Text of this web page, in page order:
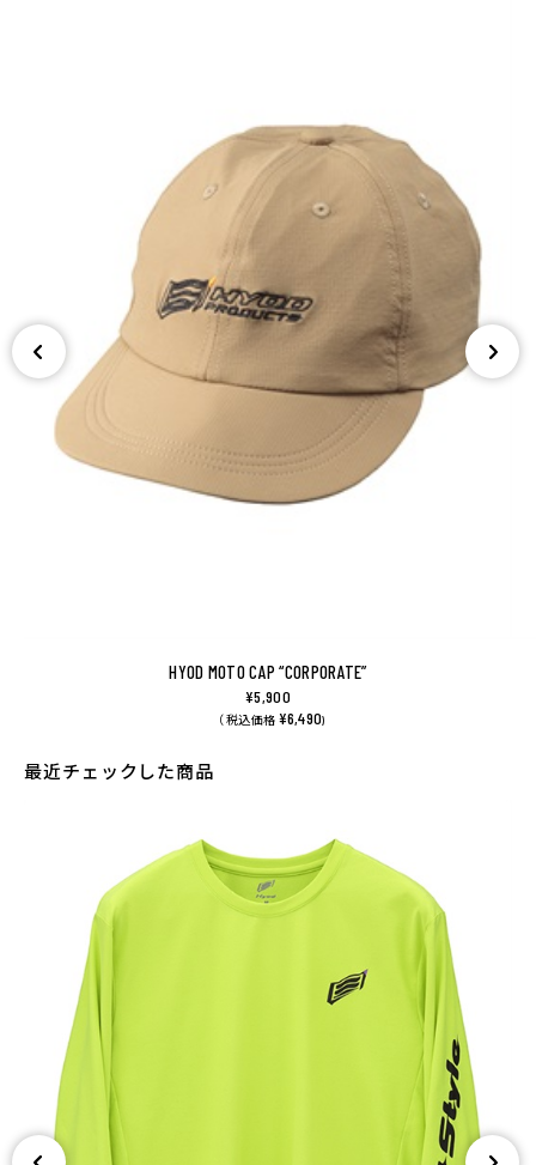
HYOD MOTO CAP “CORPORATE”
¥5,900
（ 税込価格 ¥6,490)
最近チェックした商品